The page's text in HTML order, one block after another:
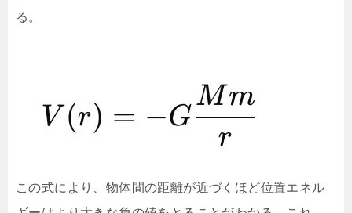
る。
この式により、物体間の距離が近づくほど位置エネル